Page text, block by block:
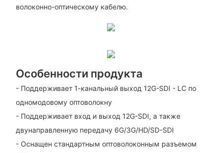
волоконно-оптическому кабелю.
Особенности продукта
- Поддерживает 1-канальный выход 12G-SDI - LC по
одномодовому оптоволокну
- Поддерживает вход и выход 12G-SDI, а также
двунаправленную передачу 6G/3G/HD/SD-SDI
- Оснащен стандартным оптоволоконным разъемом